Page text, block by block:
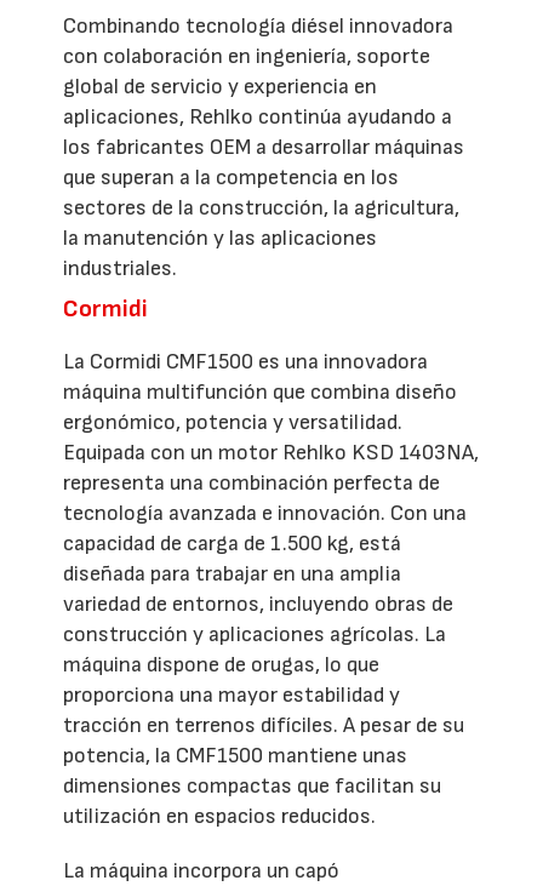
Combinando tecnología diésel innovadora
con colaboración en ingeniería, soporte
global de servicio y experiencia en
aplicaciones, Rehlko continúa ayudando a
los fabricantes OEM a desarrollar máquinas
que superan a la competencia en los
sectores de la construcción, la agricultura,
la manutención y las aplicaciones
industriales.
Cormidi
La Cormidi CMF1500 es una innovadora
máquina multifunción que combina diseño
ergonómico, potencia y versatilidad.
Equipada con un motor Rehlko KSD 1403NA,
representa una combinación perfecta de
tecnología avanzada e innovación. Con una
capacidad de carga de 1.500 kg, está
diseñada para trabajar en una amplia
variedad de entornos, incluyendo obras de
construcción y aplicaciones agrícolas. La
máquina dispone de orugas, lo que
proporciona una mayor estabilidad y
tracción en terrenos difíciles. A pesar de su
potencia, la CMF1500 mantiene unas
dimensiones compactas que facilitan su
utilización en espacios reducidos.
La máquina incorpora un capó